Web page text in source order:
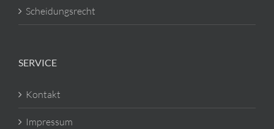
Scheidungsrecht
SERVICE
Kontakt
Impressum